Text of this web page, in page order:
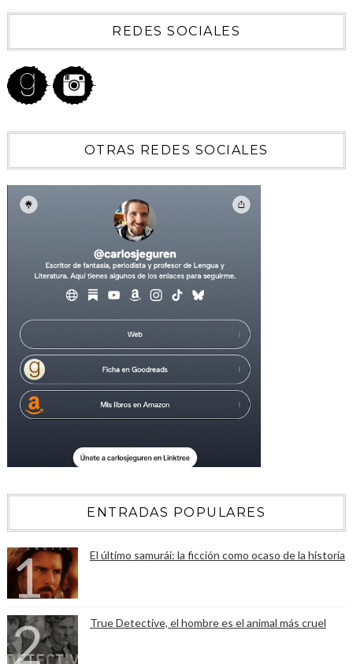
REDES SOCIALES
OTRAS REDES SOCIALES
ENTRADAS POPULARES
El último samurái: la ficción como ocaso de la historia
True Detective, el hombre es el animal más cruel